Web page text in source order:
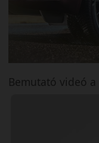
Bemutató videó